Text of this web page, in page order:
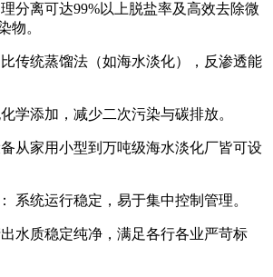
分离可达99%以上脱盐率及高效去除微
物。
传统蒸馏法（如海水淡化），反渗透能
学添加，减少二次污染与碳排放。
从家用小型到万吨级海水淡化厂皆可设
系统运行稳定，易于集中控制管理。
水质稳定纯净，满足各行各业严苛标